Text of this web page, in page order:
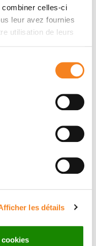
combiner celles-ci
leur avez fournies
utilisation de leurs
les détails